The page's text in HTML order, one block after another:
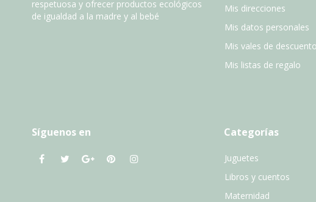
respetuosa y ofrecer productos ecológicos
de igualdad a la madre y al bebé
Mis direcciones
Mis datos personales
Mis vales de descuento
Mis listas de regalo
Síguenos en Categorías
Juguetes
Libros y cuentos
Maternidad